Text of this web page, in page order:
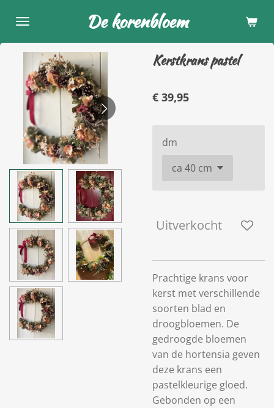
direct
naar
hoofdinhoud
De korenbloem
Kerstkrans pastel
€ 39,95
dm
Uitverkocht
Prachtige krans voor
kerst met verschillende
soorten blad en
droogbloemen. De
gedroogde bloemen
van de hortensia geven
deze krans een
pastelkleurige gloed.
Gebonden op een